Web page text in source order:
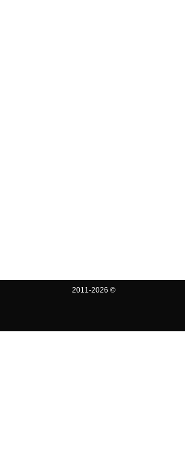
2011-2026 ©